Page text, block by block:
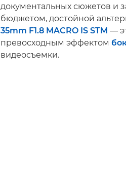
документальных сюжетов и
бюджетом, достойной
35mm F1.8 MACRO IS STM —
превосходным эффектом
видеосъемки.